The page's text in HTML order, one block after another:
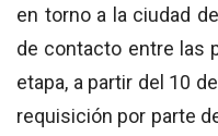
en torno a la ciudad
de contacto entre las
etapa, a partir del 10
requisición por parte